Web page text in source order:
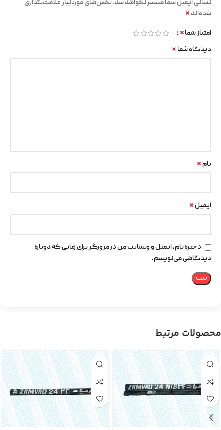
نشانی ایمیل شما منتشر نخواهد شد.بخش‌های موردنیاز علامت‌گذاری
شده‌اند *
امتیاز شما *
دیدگاه شما *
نام *
ایمیل *
ذخیره نام، ایمیل و وبسایت من در مرورگر برای زمانی که دوباره
دیدگاهی می‌نویسم.
محصولات مرتبط